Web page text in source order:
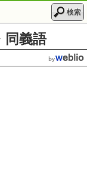
検索
同義語